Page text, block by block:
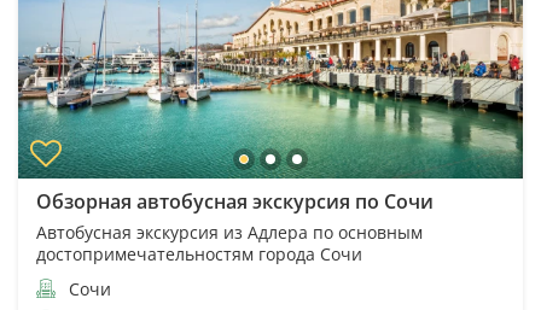
Обзорная автобусная экскурсия по Сочи
Автобусная экскурсия из Адлера по основным
достопримечательностям города Сочи
Сочи